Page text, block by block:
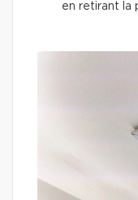
en retirant la